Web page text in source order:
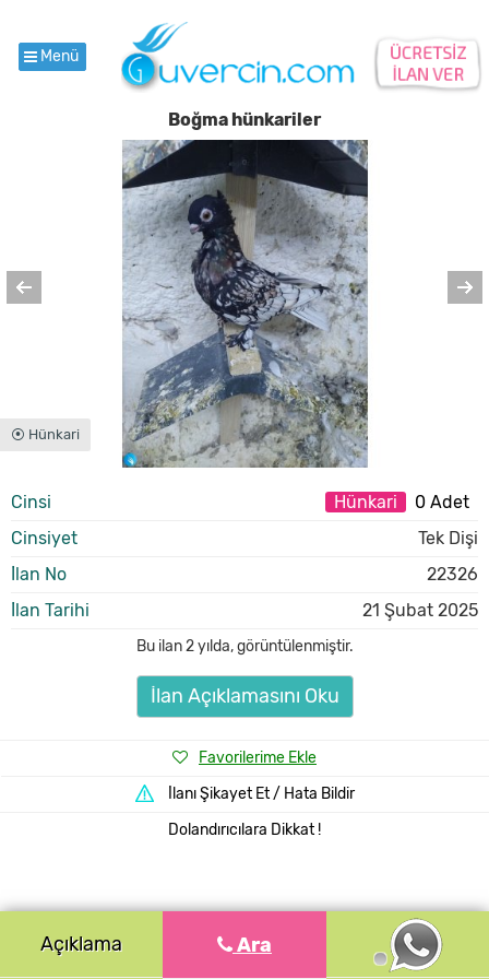
Menü
Boğma hünkariler
⦿ Hünkari
Cinsi Hünkari
0 Adet
Cinsiyet
Tek Dişi
İlan No
22326
İlan Tarihi
21 Şubat 2025
Bu ilan2 yılda,görüntülenmiştir.
İlan Açıklamasını Oku
Favorilerime Ekle
İlanı Şikayet Et / Hata Bildir
Dolandırıcılara Dikkat !
Açıklama Ara